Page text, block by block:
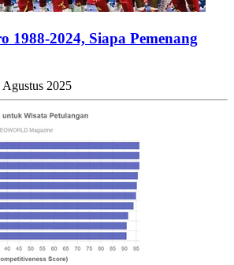
1988-2024, Siapa Pemenang
Agustus 2025